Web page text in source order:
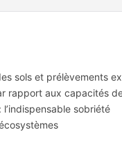
sols et prélèvements
rapport aux capacités
sobriété